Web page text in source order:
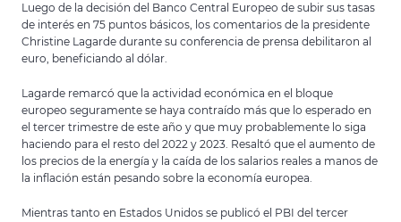
Luego de la decisión del Banco Central Europeo de subir sus tasas
de interés en 75 puntos básicos, los comentarios de la presidente
Christine Lagarde durante su conferencia de prensa debilitaron al
euro, beneficiando al dólar.
Lagarde remarcó que la actividad económica en el bloque
europeo seguramente se haya contraído más que lo esperado en
el tercer trimestre de este año y que muy probablemente lo siga
haciendo para el resto del 2022 y 2023. Resaltó que el aumento de
los precios de la energía y la caída de los salarios reales a manos de
la inflación están pesando sobre la economía europea.
Mientras tanto en Estados Unidos se publicó el PBI del tercer